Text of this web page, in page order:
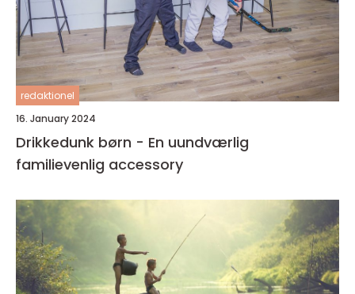
redaktionel
16. January 2024
Drikkedunk børn - En uundværlig
familievenlig accessory